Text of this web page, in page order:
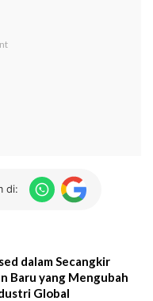
di:
dalam Secangkir
Baru yang Mengubah
Global